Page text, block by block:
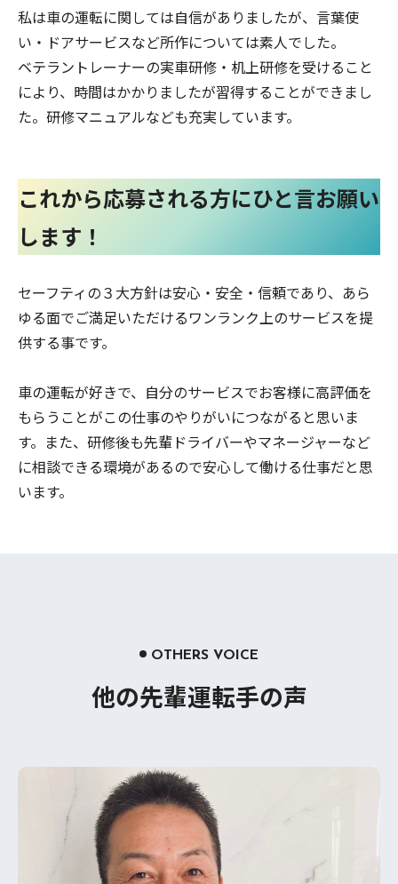
私は車の運転に関しては自信がありましたが、言葉使
い・ドアサービスなど所作については素人でした。
ベテラントレーナーの実車研修・机上研修を受けること
により、時間はかかりましたが習得することができまし
た。研修マニュアルなども充実しています。
これから応募される方にひと言お願い
します！
セーフティの３大方針は安心・安全・信頼であり、あら
ゆる面でご満足いただけるワンランク上のサービスを提
供する事です。
車の運転が好きで、自分のサービスでお客様に高評価を
もらうことがこの仕事のやりがいにつながると思いま
す。また、研修後も先輩ドライバーやマネージャーなど
に相談できる環境があるので安心して働ける仕事だと思
います。
OTHERS VOICE
他の先輩運転手の声